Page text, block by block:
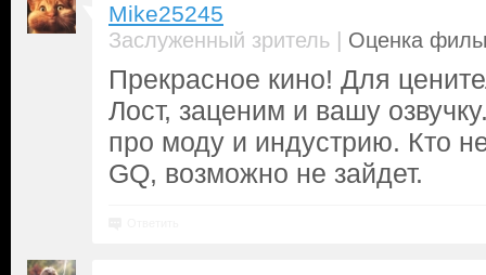
Mike25245
Заслуженный зритель | Оценка
Прекрасное кино! Для
Лост, заценим и вашу
про моду и индустрию. Кто
GQ, возможно не зайдет.